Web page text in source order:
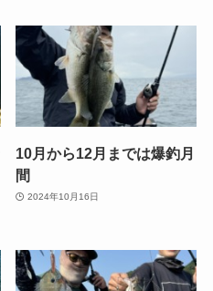
10月から12月までは爆釣月
間
2024年10月16日